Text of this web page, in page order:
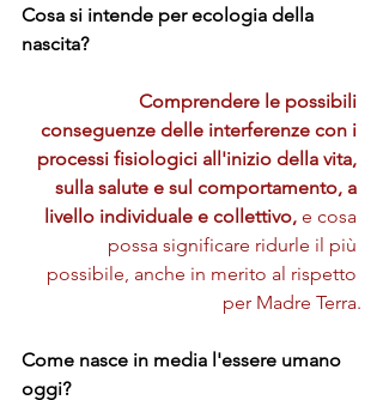
Cosa si intende per ecologia della
nascita?
Comprendere le possibili
conseguenze delle interferenze con i
processi fisiologici all'inizio della vita,
sulla salute e sul comportamento, a
livello individuale e collettivo, e cosa
possa significare ridurle il più
possibile, anche in merito al rispetto
per Madre Terra.
Come nasce in media l'essere umano
oggi?